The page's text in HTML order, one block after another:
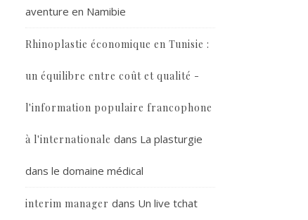
aventure en Namibie
Rhinoplastie économique en Tunisie :
un équilibre entre coût et qualité -
l'information populaire francophone
à l'internationale dans La plasturgie
dans le domaine médical
interim manager dans Un live tchat